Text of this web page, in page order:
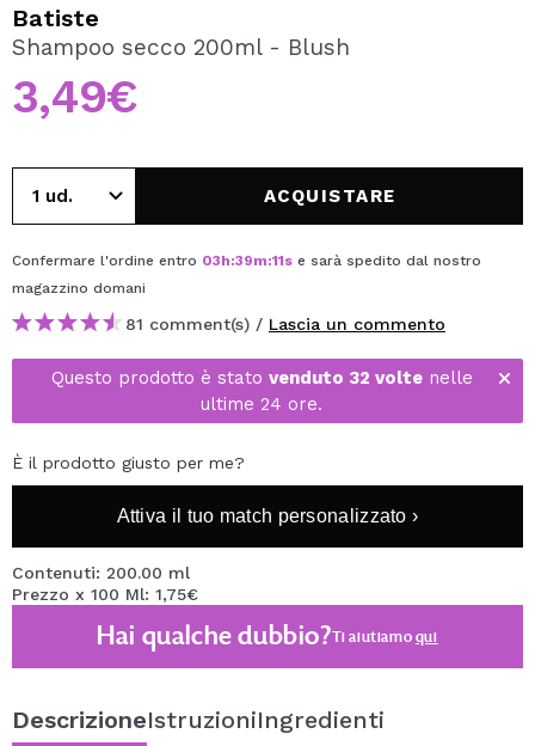
Creando un account su Maquibeauty.it potrai fare i tuoi
acquisti velocemente, controllare lo stato dei tuoi ordini e
consultare le tue operazioni precedenti.
CREARE UN ACCOUNT
Batiste
Shampoo secco 200ml - Blush
3,49€
ACQUISTARE
Confermare l'ordine entro 03h:39m:11s e sarà spedito dal nostro
magazzino domani
81 comment(s) / Lascia un commento
Questo prodotto è stato venduto 32 voltenelle
ultime 24 ore.
È il prodotto giusto per me?
Attiva il tuo match personalizzato ›
Contenuti: 200.00 ml
Prezzo x 100 Ml: 1,75€
Hai qualche dubbio?Ti aiutiamoqui
DescrizioneIstruzioniIngredienti